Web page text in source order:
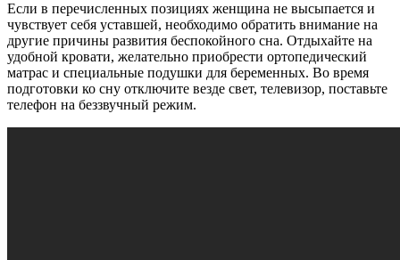
Если в перечисленных позициях женщина не высыпается и
чувствует себя уставшей, необходимо обратить внимание на
другие причины развития беспокойного сна. Отдыхайте на
удобной кровати, желательно приобрести ортопедический
матрас и специальные подушки для беременных. Во время
подготовки ко сну отключите везде свет, телевизор, поставьте
телефон на беззвучный режим.